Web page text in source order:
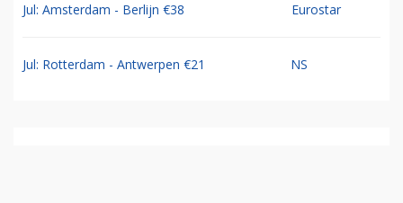
Jul: Amsterdam - Berlijn €38 Eurostar
Jul: Rotterdam - Antwerpen €21 NS